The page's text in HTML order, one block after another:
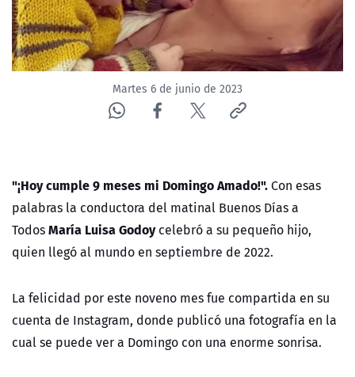
Martes 6 de junio de 2023
"¡Hoy cumple 9 meses mi Domingo Amado!".Con esas
palabras la conductora del matinal Buenos Días a
TodosMaría Luisa Godoy celebró a su pequeño hijo,
quien llegó al mundo en septiembre de 2022.
La felicidad por este noveno mes fue compartida en su
cuenta de Instagram, donde publicó una fotografía en la
cual se puede ver a Domingo con una enorme sonrisa.